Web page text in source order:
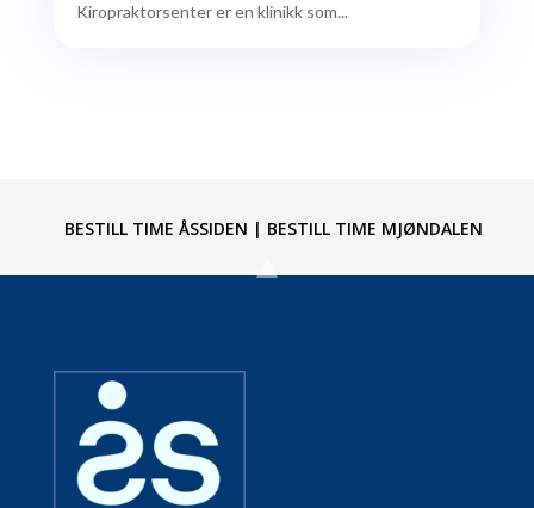
Kiropraktorsenter er en klinikk som...
BESTILL TIME ÅSSIDEN | BESTILL TIME MJØNDALEN